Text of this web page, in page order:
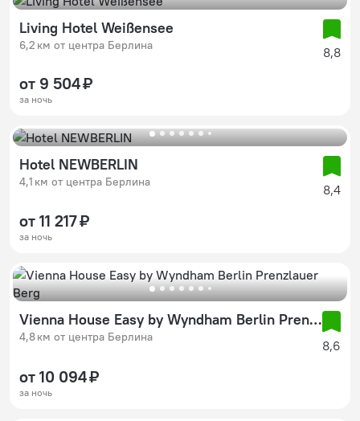
Living Hotel Weißensee
6,2 км от центра Берлина 8,8
от 9 504 ₽
за ночь
Hotel NEWBERLIN
4,1 км от центра Берлина 8,4
от 11 217 ₽
за ночь
Vienna House Easy by Wyndham Berlin Prenzlauer Berg
4,8 км от центра Берлина
8,6
от 10 094 ₽
за ночь